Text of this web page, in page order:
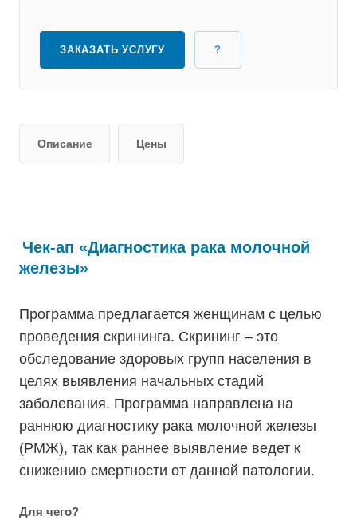
ЗАКАЗАТЬ УСЛУГУ ?
Описание Цены
Чек-ап «Диагностика рака молочной
железы»
Программа предлагается женщинам с целью
проведения скрининга. Скрининг – это
обследование здоровых групп населения в
целях выявления начальных стадий
заболевания. Программа направлена на
раннюю диагностику рака молочной железы
(РМЖ), так как раннее выявление ведет к
снижению смертности от данной патологии.
Для чего?